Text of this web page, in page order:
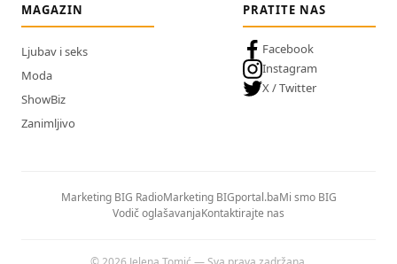
MAGAZIN
Ljubav i seks
Moda
ShowBiz
Zanimljivo
PRATITE NAS
Facebook
Instagram
X / Twitter
Marketing BIG RadioMarketing BIGportal.baMi smo BIG
Vodič oglašavanjaKontaktirajte nas